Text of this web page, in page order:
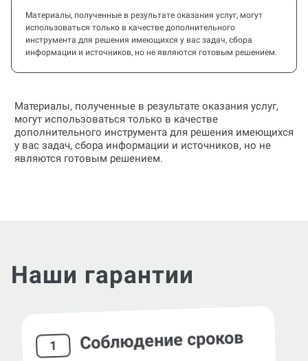
Материалы, полученные в результате оказания услуг, могут
использоваться только в качестве дополнительного
инструмента для решения имеющихся у вас задач, сбора
информации и источников, но не являются готовым решением.
Материалы, полученные в результате оказания услуг,
могут использоваться только в качестве
дополнительного инструмента для решения имеющихся
у вас задач, сбора информации и источников, но не
являются готовым решением.
Наши гарантии
1 Соблюдение сроков